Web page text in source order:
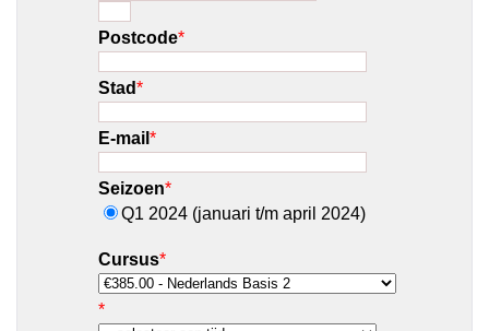
Postcode*
Stad*
E-mail *
Seizoen*
Q1 2024 (januari t/m april 2024)
Cursus*
*